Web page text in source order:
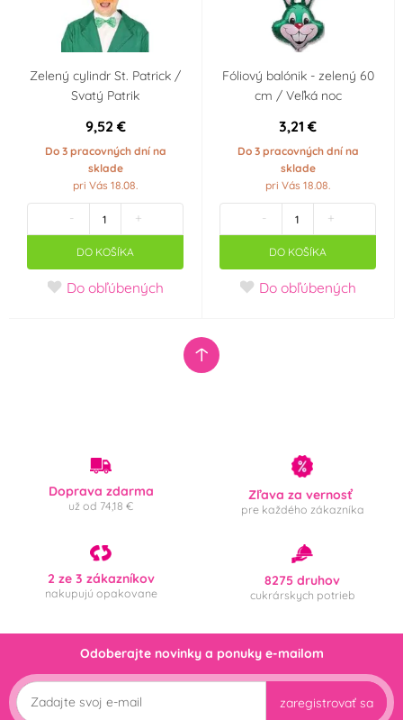
Zelený cylindr St. Patrick /
Svatý Patrik
9,52 €
Do 3 pracovných dní na
sklade
pri Vás 18.08.
- +
DO KOŠÍKA
Do obľúbených
Fóliový balónik - zelený 60
cm / Veľká noc
3,21 €
Do 3 pracovných dní na
sklade
pri Vás 18.08.
- +
DO KOŠÍKA
Do obľúbených
Doprava zdarma
už od 74,18 €
Zľava za vernosť
pre každého zákazníka
2 ze 3 zákazníkov
nakupujú opakovane
8275 druhov
cukrárskych potrieb
Odoberajte novinky a ponuky e-mailom
zaregistrovať sa